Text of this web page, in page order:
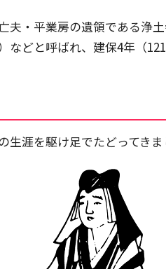
夫・平業房の遺領である浄
などと呼ばれ、建保4年（
涯を駆け足でたどってきま